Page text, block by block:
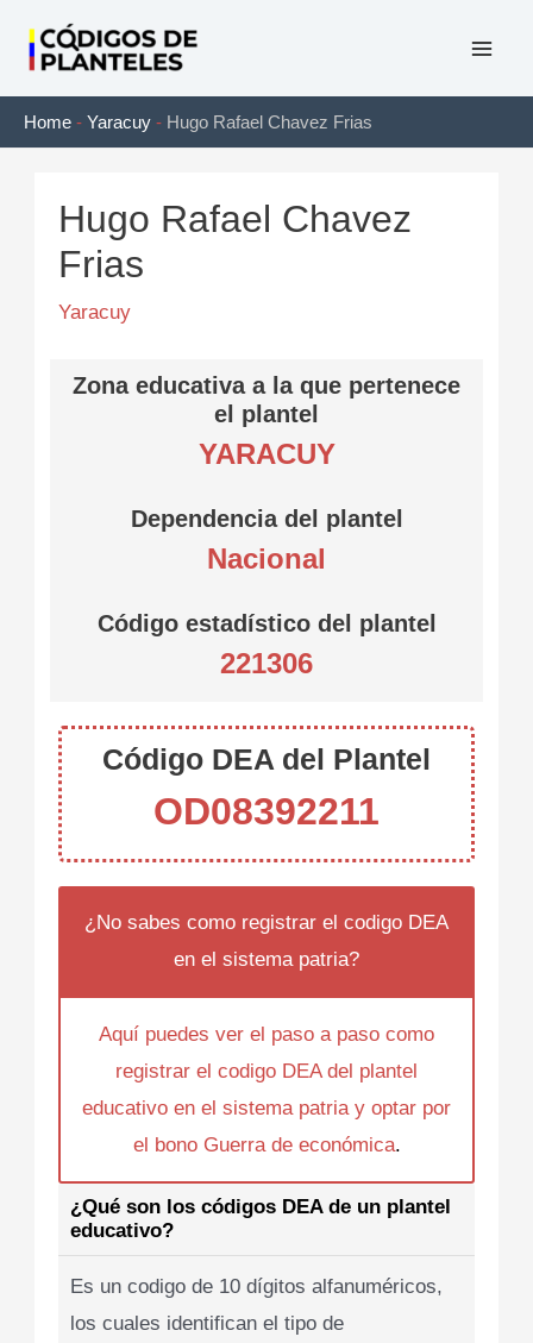
contenido
Home - Yaracuy - Hugo Rafael Chavez Frias
Hugo Rafael Chavez
Frias
Yaracuy
Zona educativa a la que pertenece
el plantel
YARACUY
Dependencia del plantel
Nacional
Código estadístico del plantel
221306
Código DEA del Plantel
OD08392211
¿No sabes como registrar el codigo DEA
en el sistema patria?
Aquí puedes ver el paso a paso como
registrar el codigo DEA del plantel
educativo en el sistema patria y optar por
el bono Guerra de económica.
¿Qué son los códigos DEA de un plantel
educativo?
Es un codigo de 10 dígitos alfanuméricos,
los cuales identifican el tipo de